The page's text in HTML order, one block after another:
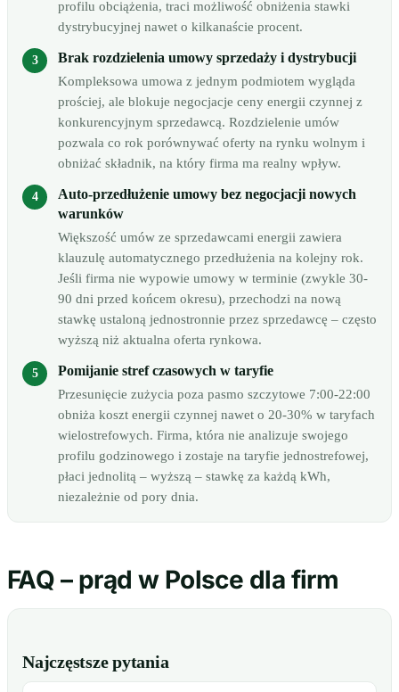
profilu obciążenia, traci możliwość obniżenia stawki
dystrybucyjnej nawet o kilkanaście procent.
Brak rozdzielenia umowy sprzedaży i dystrybucji
Kompleksowa umowa z jednym podmiotem wygląda
prościej, ale blokuje negocjacje ceny energii czynnej z
konkurencyjnym sprzedawcą. Rozdzielenie umów
pozwala co rok porównywać oferty na rynku wolnym i
obniżać składnik, na który firma ma realny wpływ.
Auto-przedłużenie umowy bez negocjacji nowych
warunków
Większość umów ze sprzedawcami energii zawiera
klauzulę automatycznego przedłużenia na kolejny rok.
Jeśli firma nie wypowie umowy w terminie (zwykle 30-
90 dni przed końcem okresu), przechodzi na nową
stawkę ustaloną jednostronnie przez sprzedawcę – często
wyższą niż aktualna oferta rynkowa.
Pomijanie stref czasowych w taryfie
Przesunięcie zużycia poza pasmo szczytowe 7:00-22:00
obniża koszt energii czynnej nawet o 20-30% w taryfach
wielostrefowych. Firma, która nie analizuje swojego
profilu godzinowego i zostaje na taryfie jednostrefowej,
płaci jednolitą – wyższą – stawkę za każdą kWh,
niezależnie od pory dnia.
FAQ – prąd w Polsce dla firm
Najczęstsze pytania